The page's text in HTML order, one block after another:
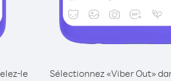
le
Sélectionnez «Viber Out»